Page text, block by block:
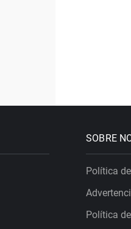
SOBRE
Política
Política